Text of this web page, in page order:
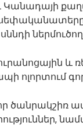
և
ոլորտում
ծանրակշիռ